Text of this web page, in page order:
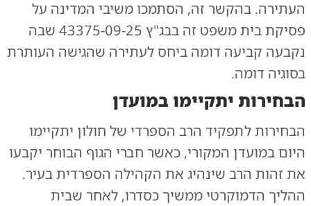
העתירה. בהקשר זה, הסתמכו משיבי המדינה על
פסיקת בית משפט זה בבג"ץ 43375-09-25 שבה
נקבעה קביעה דומה ביחס לעתירה שהגישה העותרת
בסוגיה דומה.
הבחירות יתקיימו במועדן
הבחירות לתפקיד הרב הספרדי של חולון יתקיימו
היום במועדן המקורי, כאשר חברי הגוף הבוחר יקבעו
את זהות הרב שינהיג את הקהילה הספרדית בעיר.
ההליך הדמוקרטי ממשיך כסדרו, לאחר שבית